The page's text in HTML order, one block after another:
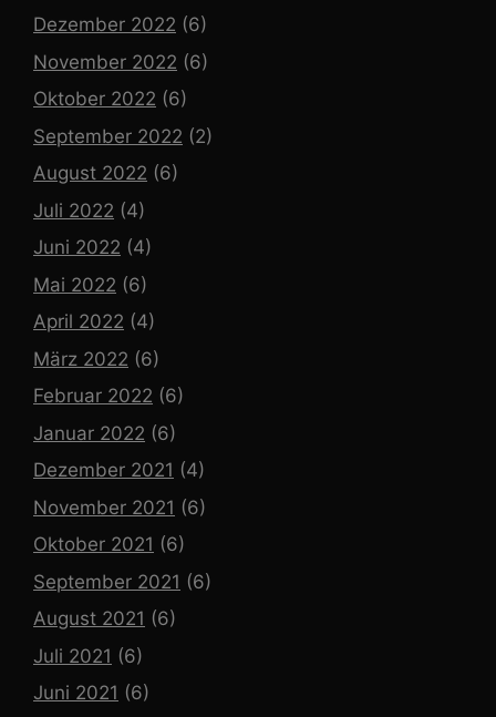
Dezember 2022 (6)
November 2022 (6)
Oktober 2022 (6)
September 2022 (2)
August 2022 (6)
Juli 2022 (4)
Juni 2022 (4)
Mai 2022 (6)
April 2022 (4)
März 2022 (6)
Februar 2022 (6)
Januar 2022 (6)
Dezember 2021 (4)
November 2021 (6)
Oktober 2021 (6)
September 2021 (6)
August 2021 (6)
Juli 2021 (6)
Juni 2021 (6)